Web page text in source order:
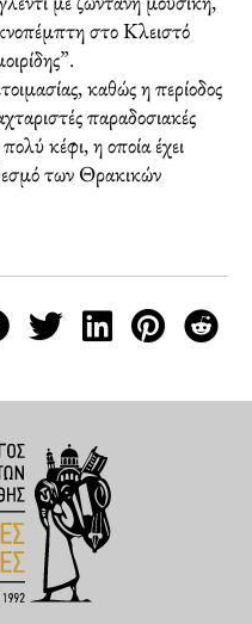
στο Κλειστό
καθώς η περίοδος
παραδοσιακές
κέφι, η οποία έχει
των Θρακικών